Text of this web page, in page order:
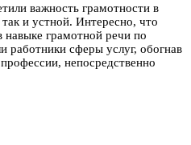
важность грамотности в
и устной. Интересно, что
навыке грамотной речи по
работники сферы услуг, обогнав
непосредственно